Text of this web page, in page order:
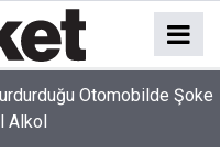
bölünmüş yol oluyor